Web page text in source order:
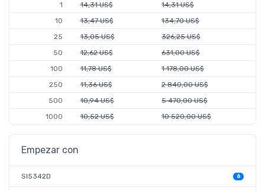
1 14,31 US$
14,31 US$
10
13,47 US$
134,70 US$
25
13,05 US$
326,25 US$
50
12,62 US$
631,00 US$
100
11,78 US$
1 178,00 US$
250
11,36 US$
2 840,00 US$
500
10,94 US$
5 470,00 US$
1000
10,52 US$ 10 520,00 US$
Empezar con
SI5342D 6